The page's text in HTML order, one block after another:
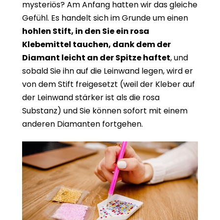
mysteriös? Am Anfang hatten wir das gleiche
Gefühl. Es handelt sich im Grunde um einen
hohlen Stift, in den Sie ein rosa
Klebemittel tauchen, dank dem der
Diamant leicht an der Spitze haftet, und
sobald Sie ihn auf die Leinwand legen, wird er
von dem Stift freigesetzt (weil der Kleber auf
der Leinwand stärker ist als die rosa
Substanz) und Sie können sofort mit einem
anderen Diamanten fortgehen.